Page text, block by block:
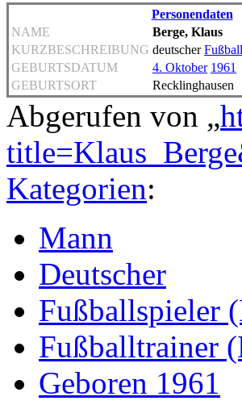
Personendaten
NAME
Berge, Klaus
KURZBESCHREIBUNG deutscher
GEBURTSDATUM
4. Oktober 1961
GEBURTSORT
Recklinghausen
Abgerufen von „
Kategorien:
Mann
Deutscher
Fußballspieler
Fußballtrainer
Geboren 1961